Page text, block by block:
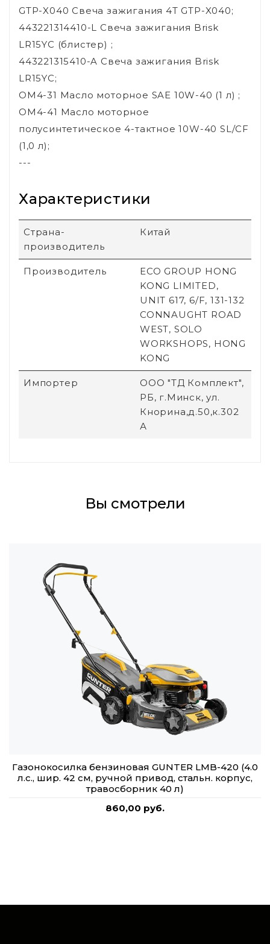
GTP-X040 Свеча зажигания 4T GTP-X040;
443221314410-L Свеча зажигания Brisk
LR15YC (блистер) ;
443221315410-A Свеча зажигания Brisk
LR15YC;
OM4-31 Масло моторное SAE 10W-40 (1 л) ;
OM4-41 Масло моторное
полусинтетическое 4-тактное 10W-40 SL/CF
(1,0 л);
---
Характеристики
Страна-
производитель
Китай
Производитель
ECO GROUP HONG
KONG LIMITED,
UNIT 617, 6/F, 131-132
CONNAUGHT ROAD
WEST, SOLO
WORKSHOPS, HONG
KONG
Импортер
ООО "ТД Комплект",
РБ, г.Минск, ул.
Кнорина,д.50,к.302
А
Вы смотрели
Газонокосилка бензиновая GUNTER LMB-420 (4.0
л.с., шир. 42 см, ручной привод, стальн. корпус,
травосборник 40 л)
860,00 руб.